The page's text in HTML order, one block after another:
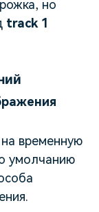
но
track 1
временную
умолчанию